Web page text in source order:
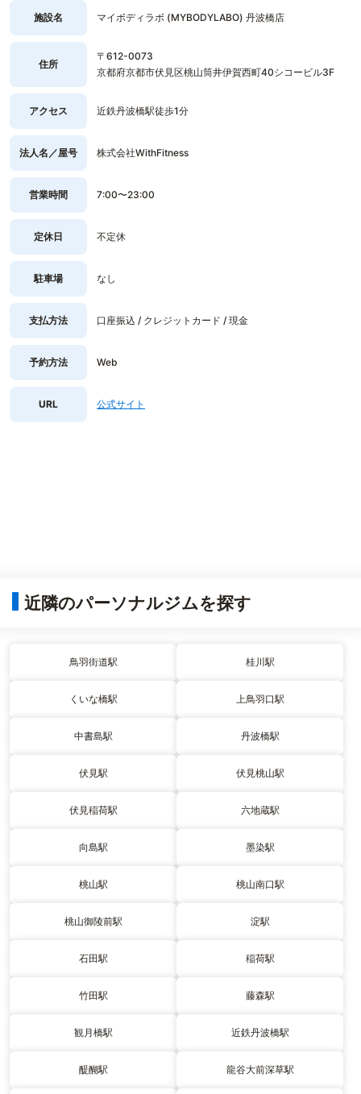
施設名 マイボディラボ (MYBODYLABO) 丹波橋店
住所
〒612-0073
京都府京都市伏見区桃山筒井伊賀西町40シコービル3F
アクセス 近鉄丹波橋駅徒歩1分
法人名／屋号 株式会社WithFitness
営業時間 7:00〜23:00
定休日 不定休
駐車場 なし
支払方法 口座振込 / クレジットカード / 現金
予約方法 Web
URL 公式サイト
近隣のパーソナルジムを探す
鳥羽街道駅 桂川駅
くいな橋駅 上鳥羽口駅
中書島駅 丹波橋駅
伏見駅 伏見桃山駅
伏見稲荷駅 六地蔵駅
向島駅 墨染駅
桃山駅 桃山南口駅
桃山御陵前駅 淀駅
石田駅 稲荷駅
竹田駅 藤森駅
観月橋駅 近鉄丹波橋駅
醍醐駅 龍谷大前深草駅